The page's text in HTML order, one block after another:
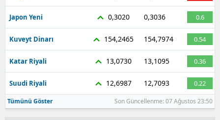
Kütahya
Malatya
Manisa
Kahramanmaraş
Mardin
Muğla
Japon Yeni 0,3020 0,3036 0.6
Kuveyt Dinarı 154,2465 154,7974 0.54
Katar Riyali 13,0730 13,1095 0.36
Suudi Riyali 12,6987 12,7093 0.22
Tümünü Göster Son Güncellenme: 07 Ağustos 23:50